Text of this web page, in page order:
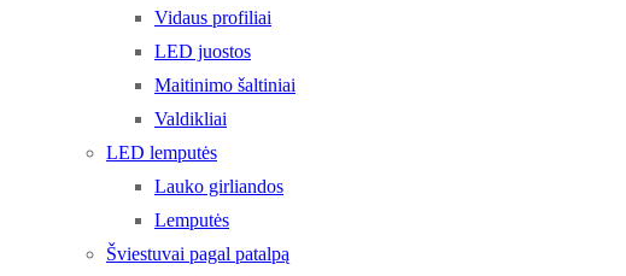
Vidaus profiliai
LED juostos
Maitinimo šaltiniai
Valdikliai
LED lemputės
Lauko girliandos
Lemputės
Šviestuvai pagal patalpą